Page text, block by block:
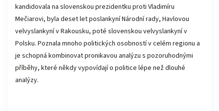
kandidovala na slovenskou prezidentku proti Vladimíru
Mečiarovi, byla deset let poslankyní Národní rady, Havlovou
velvyslankyní v Rakousku, poté slovenskou velvyslankyní v
Polsku. Poznala mnoho politických osobností v celém regionu a
je schopná kombinovat pronikavou analýzu s pozoruhodnými
příběhy, které někdy vypovídají o politice lépe než dlouhé
analýzy.